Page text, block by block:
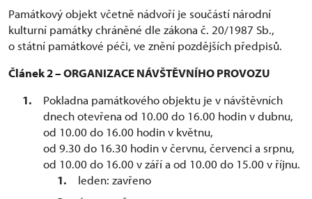
Památkový objekt včetně nádvoří je součástí národní
kulturní památky chráněné dle zákona č. 20/1987 Sb.,
o státní památkové péči, ve znění pozdějších předpisů.
Článek 2 – ORGANIZACE NÁVŠTĚVNÍHO PROVOZU
Pokladna památkového objektu je v návštěvních
dnech otevřena od 10.00 do 16.00 hodin v dubnu,
od 10.00 do 16.00 hodin v květnu,
od 9.30 do 16.30 hodin v červnu, červenci a srpnu,
od 10.00 do 16.00 v září a od 10.00 do 15.00 v říjnu.
leden: zavřeno